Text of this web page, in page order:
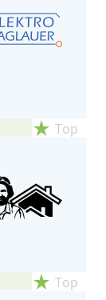
star_rate Top
star_rate Top